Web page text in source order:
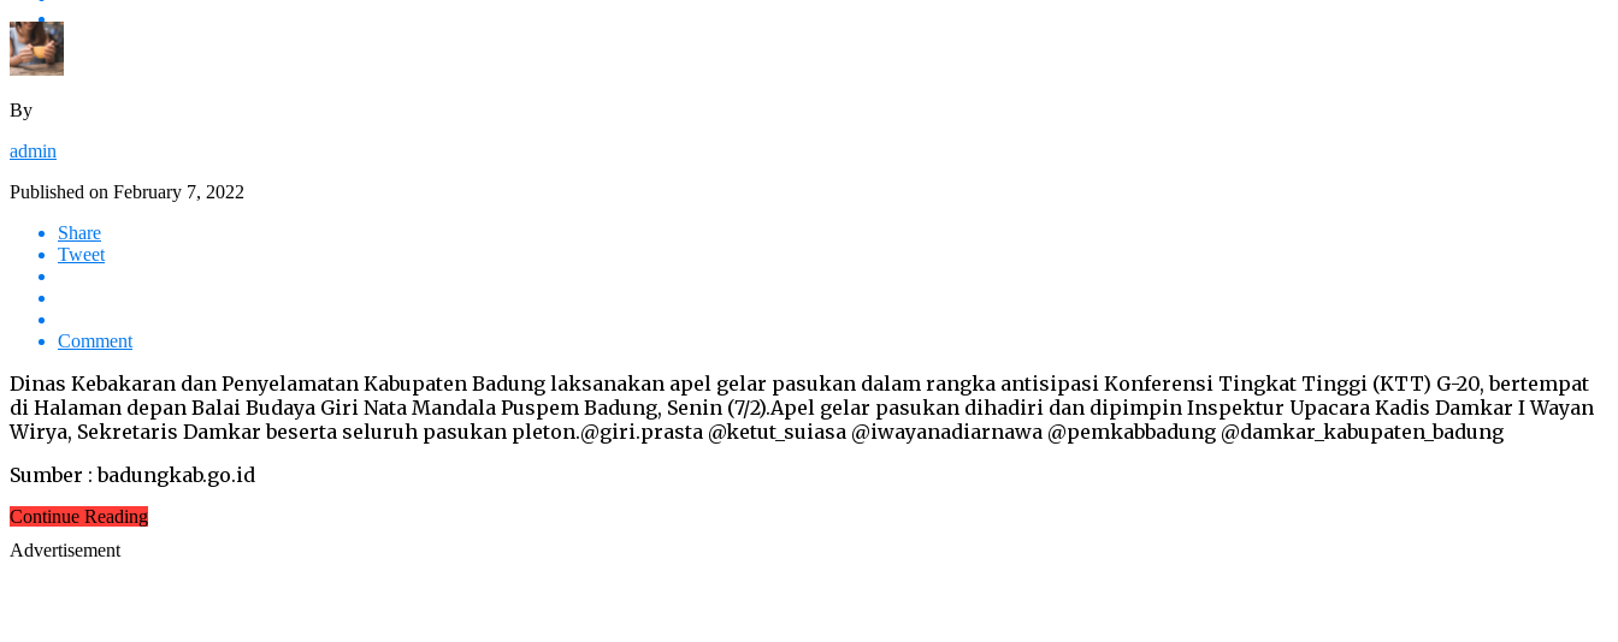
By
admin
Published on February 7, 2022
Share
Tweet
Comment
Dinas Kebakaran dan Penyelamatan Kabupaten Badung laksanakan apel gelar pasukan dalam rangka antisipasi Konferensi Tingkat Tinggi (KTT) G-20, bertempat
di Halaman depan Balai Budaya Giri Nata Mandala Puspem Badung, Senin (7/2).Apel gelar pasukan dihadiri dan dipimpin Inspektur Upacara Kadis Damkar I Wayan
Wirya, Sekretaris Damkar beserta seluruh pasukan pleton.@giri.prasta @ketut_suiasa @iwayanadiarnawa @pemkabbadung @damkar_kabupaten_badung
Sumber : badungkab.go.id
Continue Reading
Advertisement